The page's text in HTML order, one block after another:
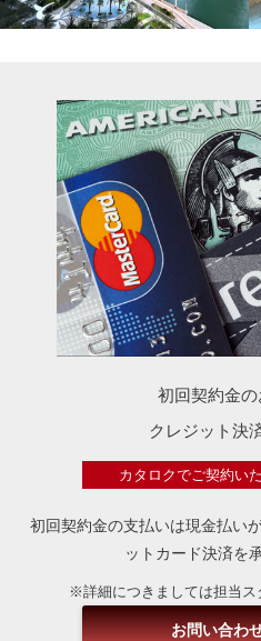
初回契約金
クレジット決
カタロクでご契約い
初回契約金の支払いは現金払い
ットカード決済を
※詳細につきましては担当ス
お問い合わ